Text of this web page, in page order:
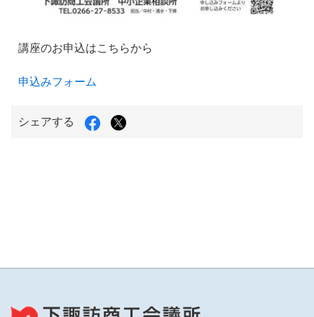
講座のお申込はこちらから
申込みフォーム
シェアする
Facebook
X（旧